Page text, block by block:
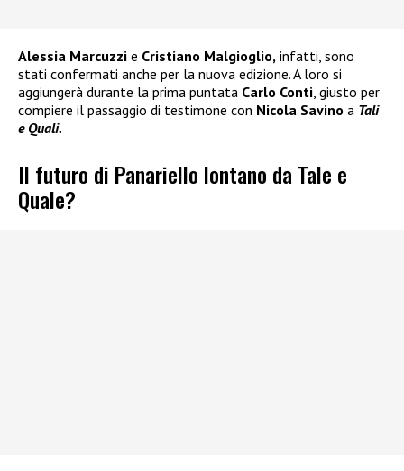
Alessia Marcuzzi e Cristiano Malgioglio, infatti, sono
stati confermati anche per la nuova edizione. A loro si
aggiungerà durante la prima puntata Carlo Conti, giusto per
compiere il passaggio di testimone con Nicola Savino a Tali
e Quali.
Il futuro di Panariello lontano da Tale e
Quale?